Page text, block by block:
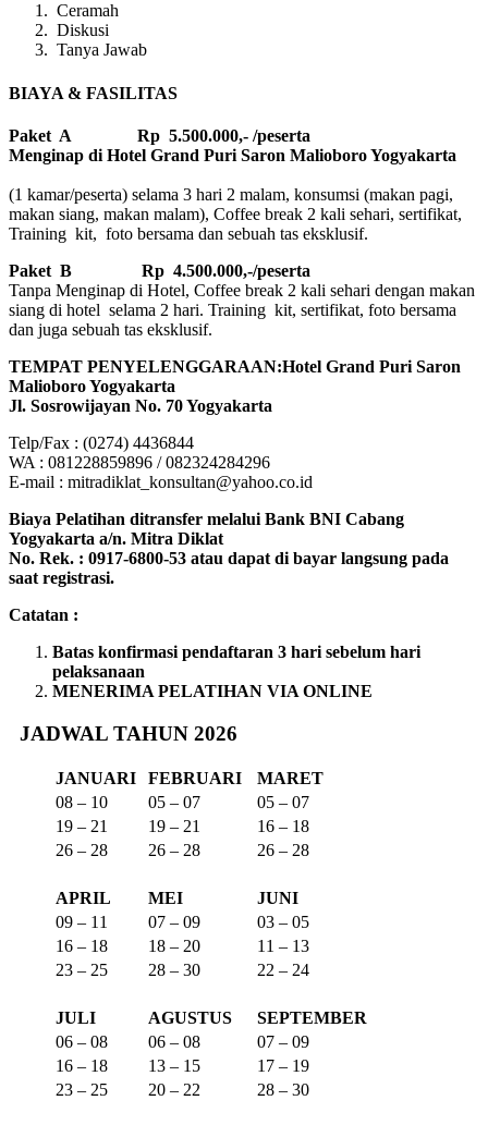
Ceramah
Diskusi
Tanya Jawab
BIAYA & FASILITAS
Paket A Rp 5.500.000,- /peserta
Menginap di Hotel Grand Puri Saron Malioboro Yogyakarta
(1 kamar/peserta) selama 3 hari 2 malam, konsumsi (makan pagi,
makan siang, makan malam), Coffee break 2 kali sehari, sertifikat,
Training kit, foto bersama dan sebuah tas eksklusif.
Paket B
Rp 4.500.000,-/peserta
Tanpa Menginap di Hotel, Coffee break 2 kali sehari dengan makan
siang di hotel selama 2 hari. Training kit, sertifikat, foto bersama
dan juga sebuah tas eksklusif.
TEMPAT PENYELENGGARAAN:Hotel Grand Puri Saron
Malioboro Yogyakarta
Jl. Sosrowijayan No. 70 Yogyakarta
Telp/Fax : (0274) 4436844
WA : 081228859896 / 082324284296
E-mail : mitradiklat_konsultan@yahoo.co.id
Biaya Pelatihan ditransfer melalui Bank BNI Cabang
Yogyakarta a/n. Mitra Diklat
No. Rek. : 0917-6800-53 atau dapat di bayar langsung pada
saat registrasi.
Catatan :
Batas konfirmasi pendaftaran 3 hari sebelum hari
pelaksanaan
MENERIMA PELATIHAN VIA ONLINE
JADWAL TAHUN 2026
JANUARI FEBRUARI
MARET
08 – 10
05 – 07
05 – 07
19 – 21
19 – 21
16 – 18
26 – 28
26 – 28 26 – 28
APRIL MEI
JUNI
09 – 11
07 – 09
03 – 05
16 – 18
18 – 20
11 – 13
23 – 25
28 – 30 22 – 24
JULI AGUSTUS
SEPTEMBER
06 – 08
06 – 08
07 – 09
16 – 18
13 – 15
17 – 19
23 – 25
20 – 22 28 – 30